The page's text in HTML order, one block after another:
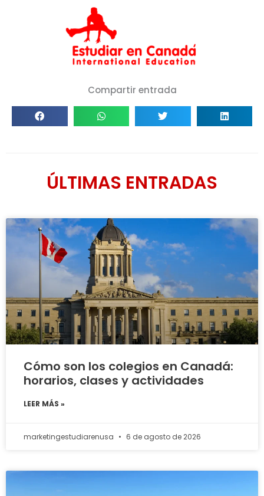
Compartir entrada
ÚLTIMAS ENTRADAS
Cómo son los colegios en Canadá:
horarios, clases y actividades
LEER MÁS »
marketingestudiarenusa 6 de agosto de 2026